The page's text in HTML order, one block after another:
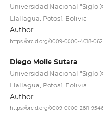
Universidad Nacional "Siglo
Llallagua, Potosí, Bolivia
Author
https://orcid.org/0009-0000-4018-
Diego Molle Sutara
Universidad Nacional "Siglo
Llallagua, Potosí, Bolivia
Author
https://orcid.org/0009-0000-2811-9546